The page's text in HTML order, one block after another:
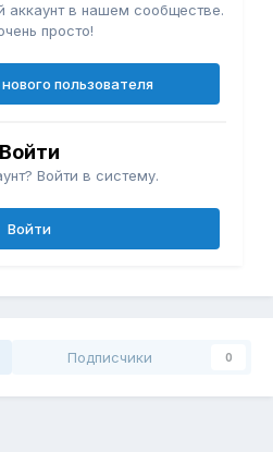
аккаунт в нашем сообществе.
просто!
пользователя
Войти
Войти в систему.
Войти
Подписчики 0